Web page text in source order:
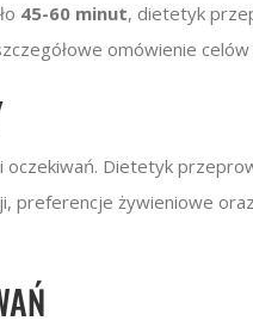
45-60 minut, dietetyk
omówienie
oczekiwań. Dietetyk
preferencje żywieniowe